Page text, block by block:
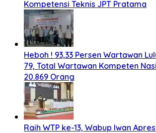
Kompetensi Teknis JPT Pratama
Heboh ! 93,33 Persen Wartawan
79, Total Wartawan Kompeten
20.869 Orang
Raih WTP ke-13, Wabup Iwan